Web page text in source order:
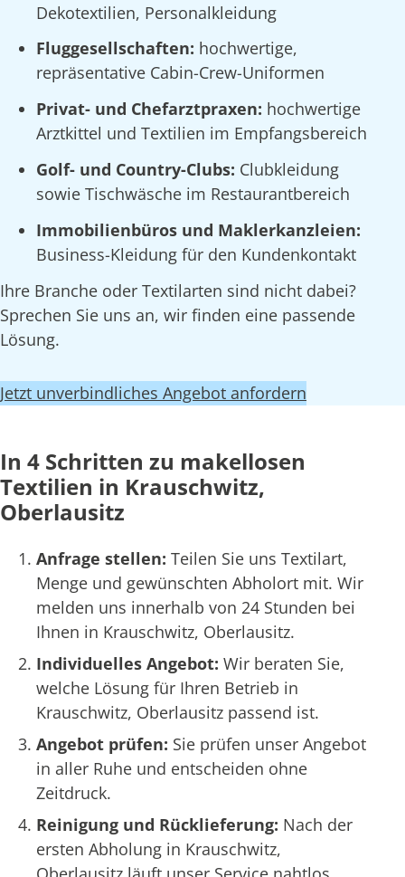
Dekotextilien, Personalkleidung
Fluggesellschaften: hochwertige,
repräsentative Cabin-Crew-Uniformen
Privat- und Chefarztpraxen: hochwertige
Arztkittel und Textilien im Empfangsbereich
Golf- und Country-Clubs: Clubkleidung
sowie Tischwäsche im Restaurantbereich
Immobilienbüros und Maklerkanzleien:
Business-Kleidung für den Kundenkontakt
Ihre Branche oder Textilarten sind nicht dabei?
Sprechen Sie uns an, wir finden eine passende
Lösung.
Jetzt unverbindliches Angebot anfordern
In 4 Schritten zu makellosen
Textilien in Krauschwitz,
Oberlausitz
Anfrage stellen: Teilen Sie uns Textilart,
Menge und gewünschten Abholort mit. Wir
melden uns innerhalb von 24 Stunden bei
Ihnen in Krauschwitz, Oberlausitz.
Individuelles Angebot: Wir beraten Sie,
welche Lösung für Ihren Betrieb in
Krauschwitz, Oberlausitz passend ist.
Angebot prüfen: Sie prüfen unser Angebot
in aller Ruhe und entscheiden ohne
Zeitdruck.
Reinigung und Rücklieferung: Nach der
ersten Abholung in Krauschwitz,